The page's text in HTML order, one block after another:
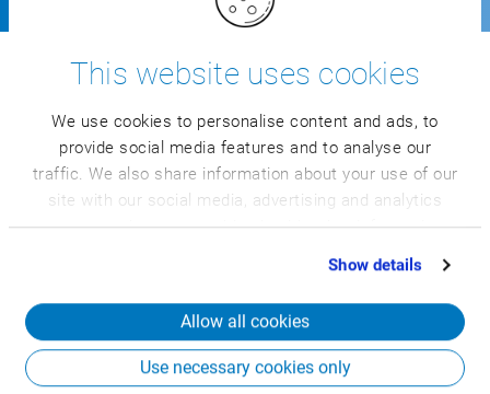
This website uses cookies
We use cookies to personalise content and ads, to
provide social media features and to analyse our
traffic. We also share information about your use of our
site with our social media, advertising and analytics
partners who may combine it with other information
that you’ve provided to them or that they’ve collected
Show details
Allow all cookies
Use necessary cookies only
Haluat tietää, onko CSB ERP
hyödyllinen sinulle?
Tutustu CSB-Systemin tärkeimpiin
toimintoihin esittelyvideomme avulla.
Katso 9 minuutin pituinen
esittelyvideo